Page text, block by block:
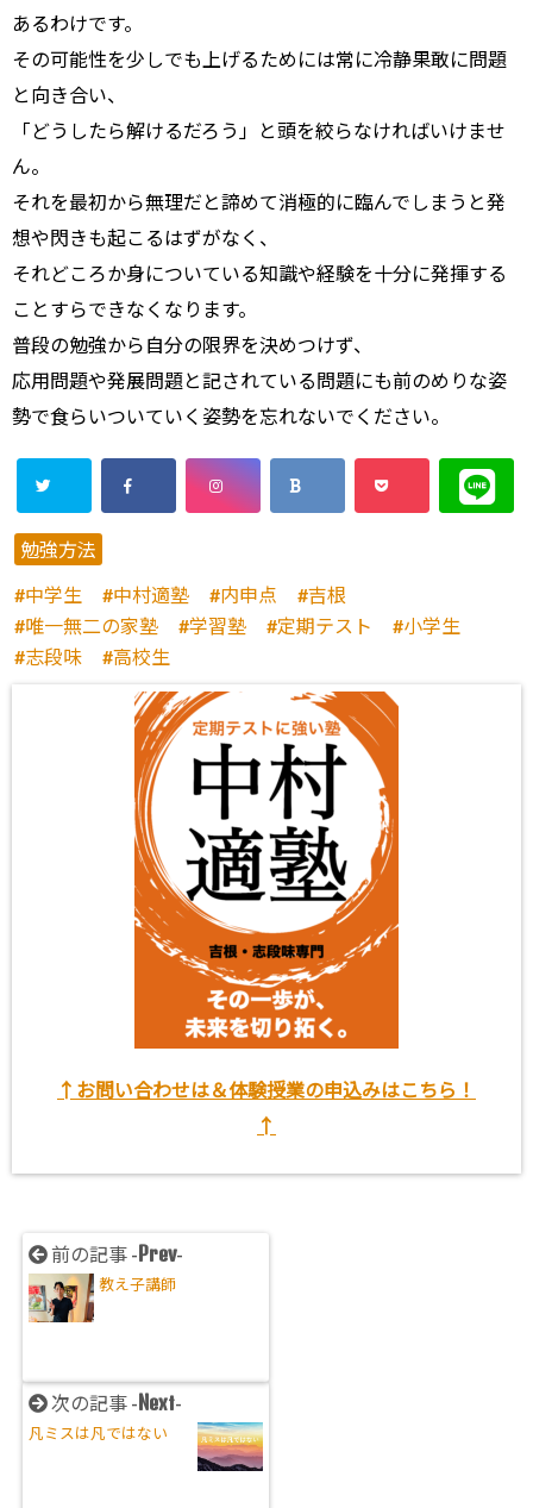
あるわけです。
その可能性を少しでも上げるためには常に冷静果敢に問題
と向き合い、
「どうしたら解けるだろう」と頭を絞らなければいけませ
ん。
それを最初から無理だと諦めて消極的に臨んでしまうと発
想や閃きも起こるはずがなく、
それどころか身についている知識や経験を十分に発揮する
ことすらできなくなります。
普段の勉強から自分の限界を決めつけず、
応用問題や発展問題と記されている問題にも前のめりな姿
勢で食らいついていく姿勢を忘れないでください。
勉強方法
中学生
中村適塾 内申点
吉根
唯一無二の家塾
学習塾 定期テスト
小学生
志段味
高校生
↑お問い合わせは＆体験授業の申込みはこちら！
↑
前の記事 -Prev-
教え子講師
次の記事 -Next-
凡ミスは凡ではない